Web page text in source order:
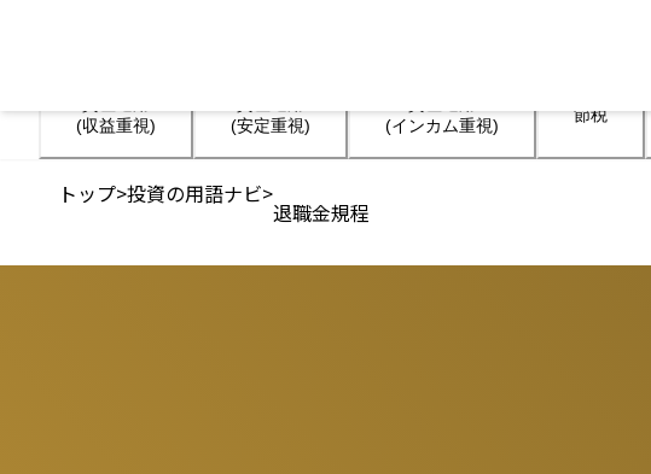
(収益重視)
(安定重視)
(インカム重視)
節税
トップ>投資の用語ナビ>
退職金規程